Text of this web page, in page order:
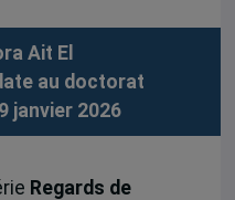
Ait El
au doctorat
janvier 2026
Regards de